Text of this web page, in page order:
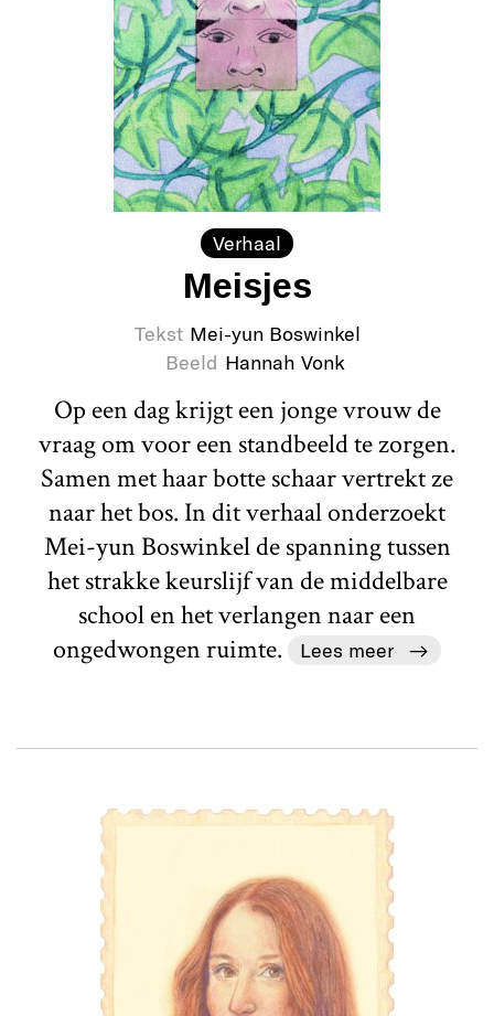
Verhaal
Meisjes
Tekst Mei-yun Boswinkel
Beeld Hannah Vonk
Op een dag krijgt een jonge vrouw de
vraag om voor een standbeeld te zorgen.
Samen met haar botte schaar vertrekt ze
naar het bos. In dit verhaal onderzoekt
Mei-yun Boswinkel de spanning tussen
het strakke keurslijf van de middelbare
school en het verlangen naar een
ongedwongen ruimte.
Lees meer